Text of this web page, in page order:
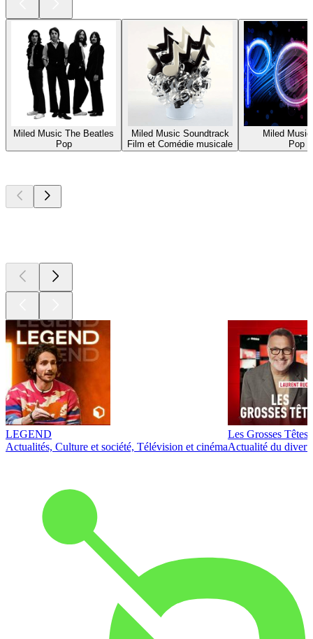
Miled Music The Beatles
Pop
Miled Music Soundtrack
Film et Comédie musicale
Miled
Pop
LEGEND
Actualités, Culture et société, Télévision et cinéma
Les Grosses Têtes
Actualité du